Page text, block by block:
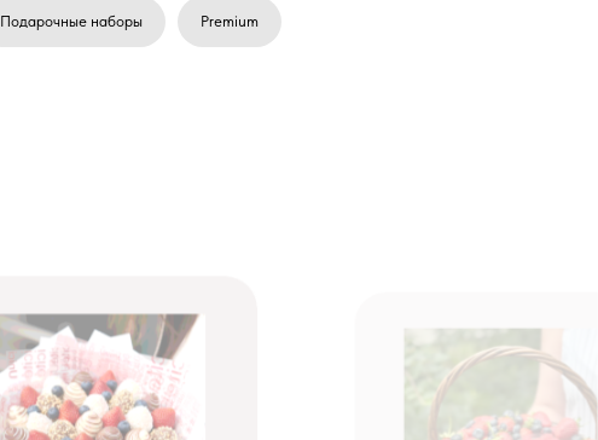
Подарочные наборы Premium